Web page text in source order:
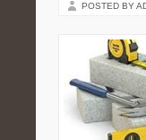
POSTED BY